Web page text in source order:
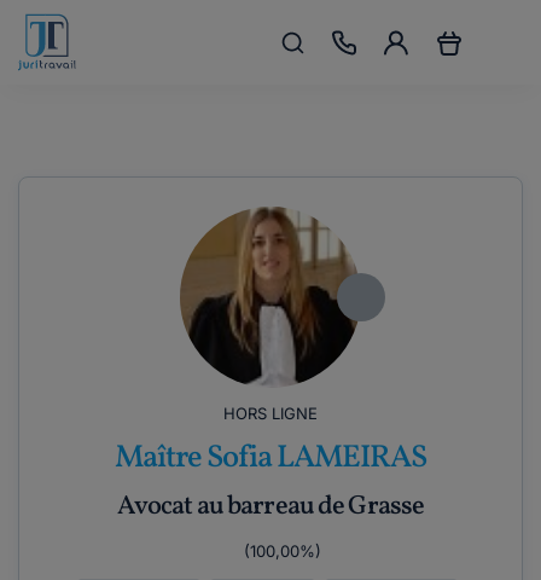
HORS LIGNE
Maître Sofia LAMEIRAS
Avocat au barreau de Grasse
(100,00%)